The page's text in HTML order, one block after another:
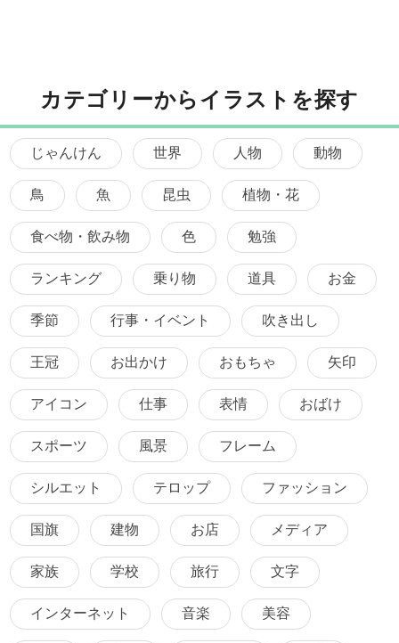
カテゴリーからイラストを探す
じゃんけん 世界 人物 動物
鳥 魚 昆虫 植物・花
食べ物・飲み物 色 勉強
ランキング 乗り物 道具 お金
季節 行事・イベント 吹き出し
王冠 お出かけ おもちゃ 矢印
アイコン 仕事 表情 おばけ
スポーツ 風景 フレーム
シルエット テロップ ファッション
国旗 建物 お店 メディア
家族 学校 旅行 文字
インターネット 音楽 美容